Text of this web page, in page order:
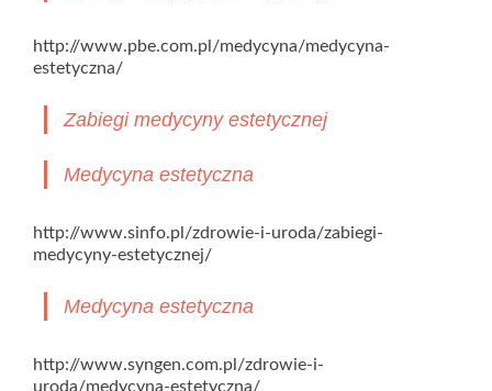
http://www.pbe.com.pl/medycyna/medycyna-
estetyczna/
Zabiegi medycyny estetycznej
Medycyna estetyczna
http://www.sinfo.pl/zdrowie-i-uroda/zabiegi-
medycyny-estetycznej/
Medycyna estetyczna
http://www.syngen.com.pl/zdrowie-i-
uroda/medycyna-estetyczna/